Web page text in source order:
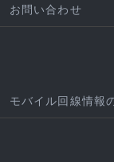
お問い合わせ
モバイル回線情報